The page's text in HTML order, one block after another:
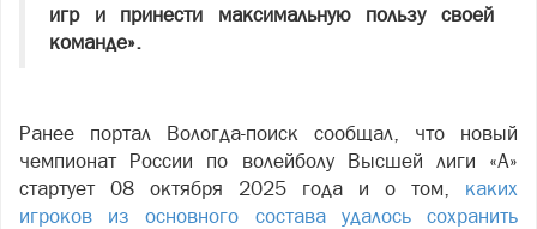
игр и принести максимальную пользу своей
команде».
Ранее портал Вологда-поиск сообщал, что новый
чемпионат России по волейболу Высшей лиги «А»
стартует 08 октября 2025 года и о том, каких
игроков из основного состава удалось сохранить